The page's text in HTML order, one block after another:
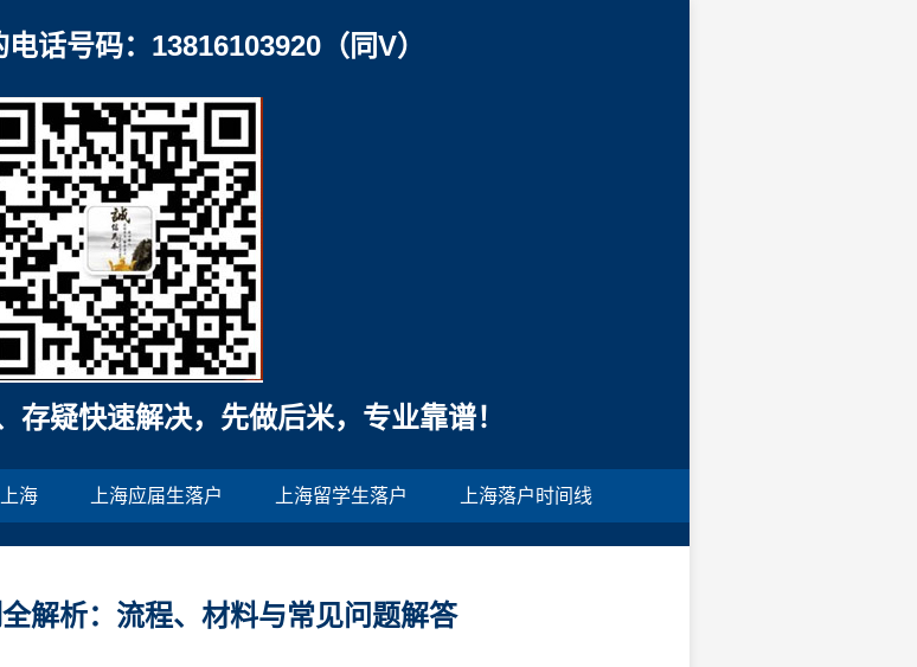
话号码：13816103920（同V）
存疑快速解决，先做后米，专业靠谱！
海 上海应届生落户 上海留学生落户 上海落户时间线
解析：流程、材料与常见问题解答